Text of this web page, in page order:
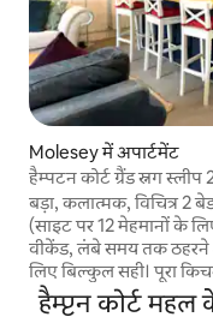
Molesey में अपार्टमेंट
हैम्पटन कोर्ट ग्रैंड स्नग
बड़ा, कलात्मक, विचित्र 2
(साइट पर 12 मेहमानों के
वीकेंड, लंबे समय तक
लिए बिल्कुल सही। पूरा
चार्ज, मुफ़्त पार्किंग,
हैम्प्टन कोर्ट